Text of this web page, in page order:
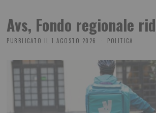
Avs, Fondo regionale
PUBBLICATO IL 1 AGOSTO 2026 POLITICA